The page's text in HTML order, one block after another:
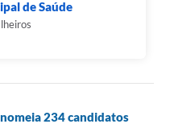
de Saúde
234 candidatos